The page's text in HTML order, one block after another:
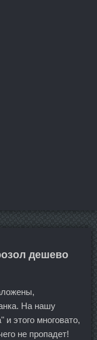
дешево
На нашу
этого многовато,
не пропадет!